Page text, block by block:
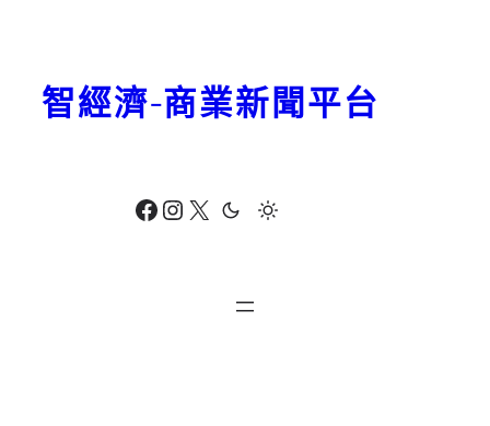
Facebook Instagram X
智經濟-商業新聞平台